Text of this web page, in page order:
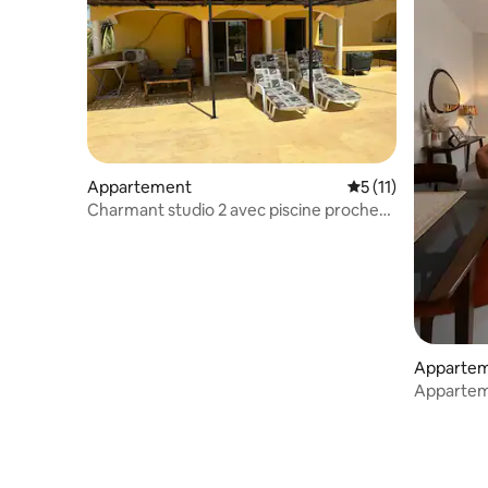
Appartement Évaluation
5 (11)
Charmant studio 2 avec piscine proche